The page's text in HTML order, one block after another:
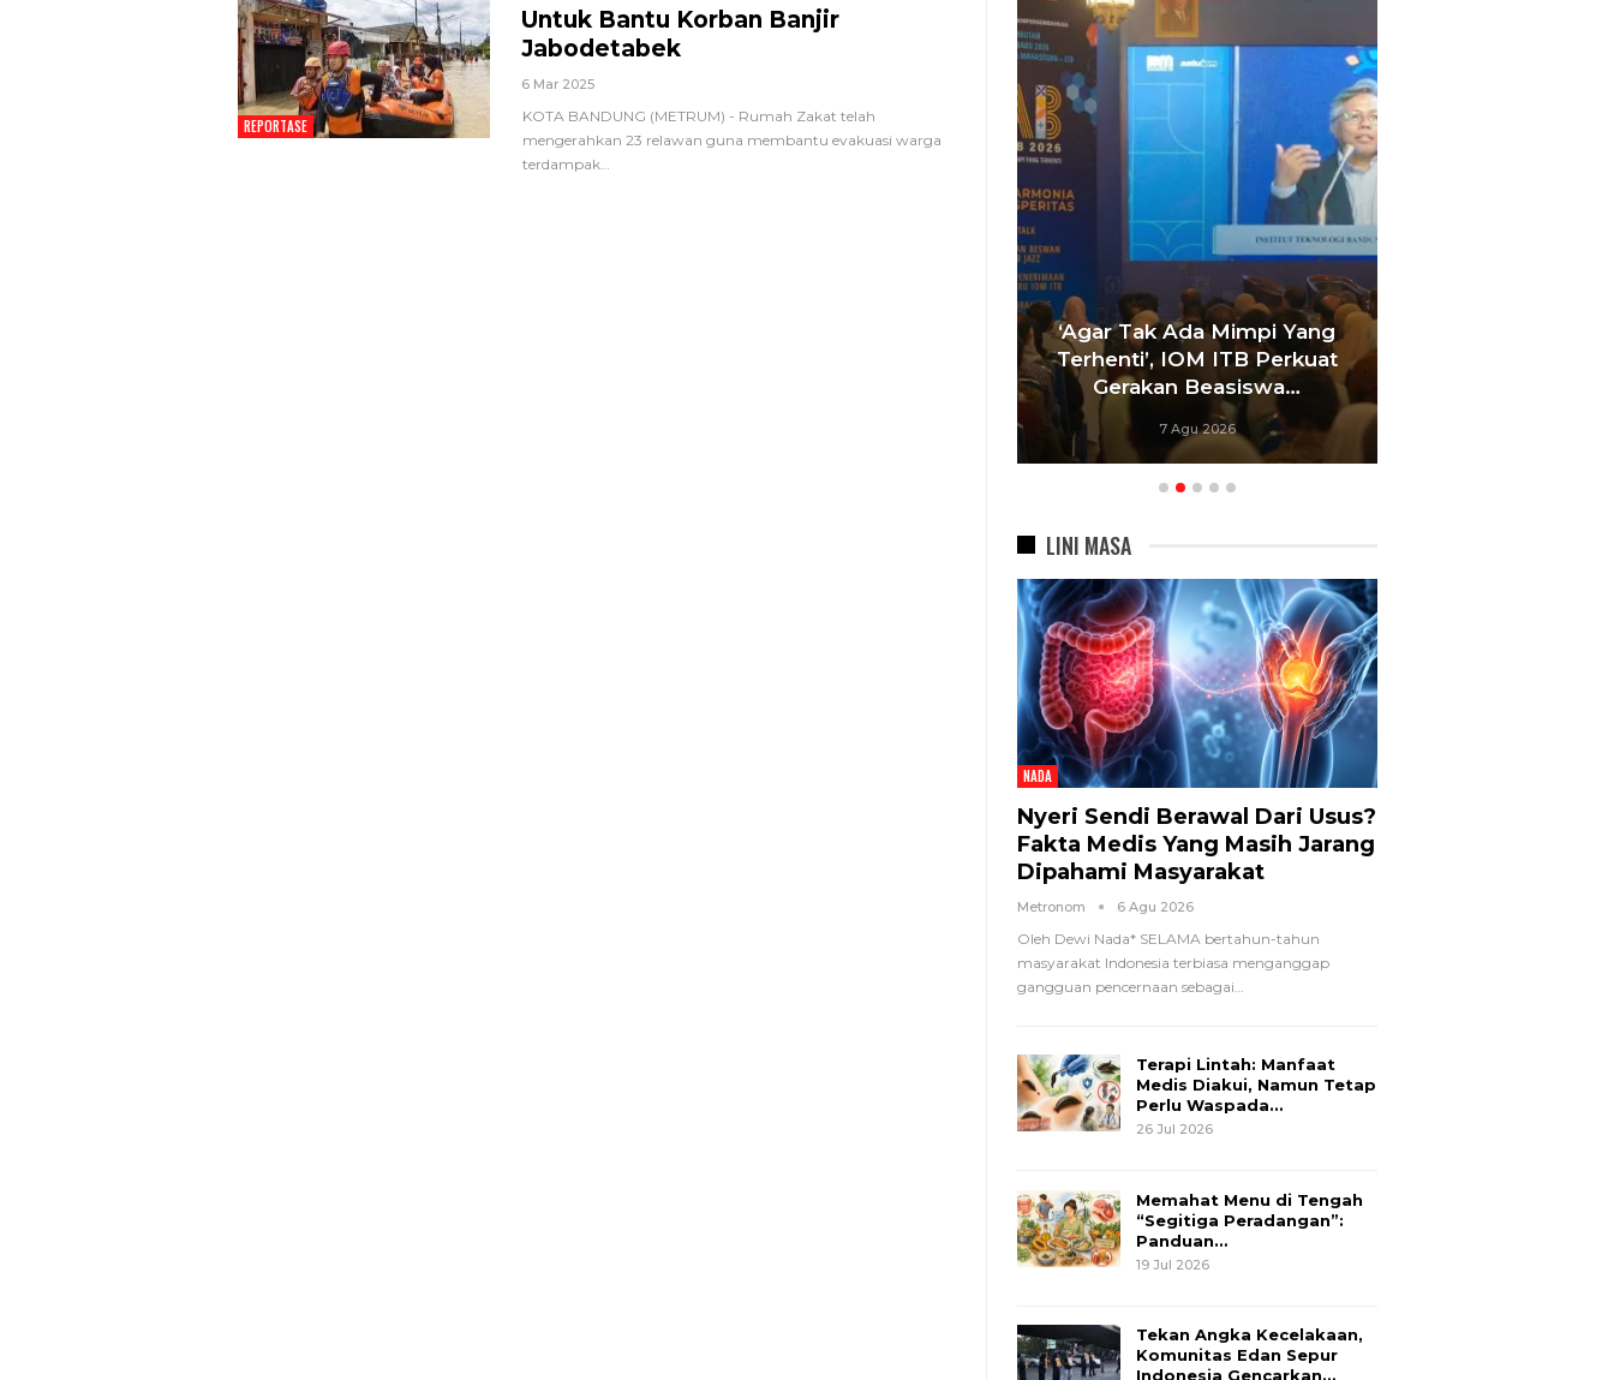
REPORTASE
Untuk Bantu Korban Banjir
Jabodetabek
6 Mar 2025
KOTA BANDUNG (METRUM) - Rumah Zakat telah
mengerahkan 23 relawan guna membantu evakuasi warga
terdampak…
‘Agar Tak Ada Mimpi Yang
Terhenti’, IOM ITB Perkuat
Gerakan Beasiswa…
7 Agu 2026
LINI MASA
NADA
Nyeri Sendi Berawal Dari Usus?
Fakta Medis Yang Masih Jarang
Dipahami Masyarakat
Metronom 6 Agu 2026
Oleh Dewi Nada* SELAMA bertahun-tahun
masyarakat Indonesia terbiasa menganggap
gangguan pencernaan sebagai…
Terapi Lintah: Manfaat
Medis Diakui, Namun Tetap
Perlu Waspada…
26 Jul 2026
Memahat Menu di Tengah
“Segitiga Peradangan”:
Panduan…
19 Jul 2026
Tekan Angka Kecelakaan,
Komunitas Edan Sepur
Indonesia Gencarkan…